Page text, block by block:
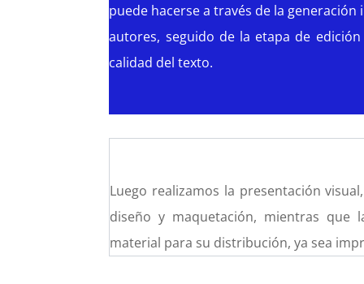
puede hacerse a través de la
autores, seguido de la etapa de
calidad del texto.
Luego realizamos la presentación
diseño y maquetación, mientras que
material para su distribución, ya sea